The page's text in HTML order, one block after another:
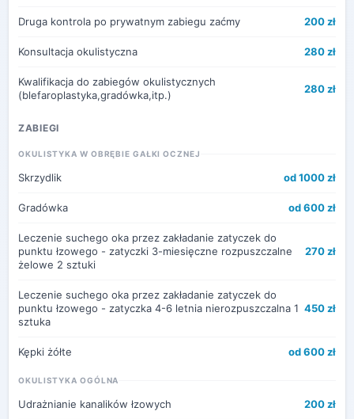
Druga kontrola po prywatnym zabiegu zaćmy 200 zł
Konsultacja okulistyczna 280 zł
Kwalifikacja do zabiegów okulistycznych
(blefaroplastyka,gradówka,itp.)
280 zł
ZABIEGI
OKULISTYKA W OBRĘBIE GAŁKI OCZNEJ
Skrzydlik od 1000 zł
Gradówka od 600 zł
Leczenie suchego oka przez zakładanie zatyczek do
punktu łzowego - zatyczki 3-miesięczne rozpuszczalne
żelowe 2 sztuki
270 zł
Leczenie suchego oka przez zakładanie zatyczek do
punktu łzowego - zatyczka 4-6 letnia nierozpuszczalna 1
sztuka
450 zł
Kępki żółte od 600 zł
OKULISTYKA OGÓLNA
Udrażnianie kanalików łzowych 200 zł